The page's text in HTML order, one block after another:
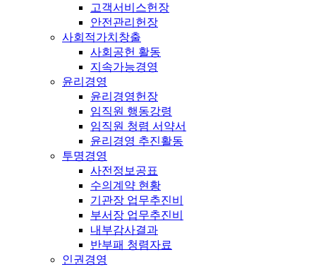
고객서비스헌장
안전관리헌장
사회적가치창출
사회공헌 활동
지속가능경영
윤리경영
윤리경영헌장
임직원 행동강령
임직원 청렴 서약서
윤리경영 추진활동
투명경영
사전정보공표
수의계약 현황
기관장 업무추진비
부서장 업무추진비
내부감사결과
반부패 청렴자료
인권경영